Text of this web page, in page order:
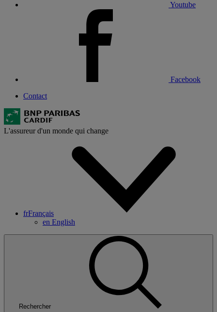
Youtube
Facebook
Contact
L'assureur d'un monde qui change
frFrançais
en English
Rechercher